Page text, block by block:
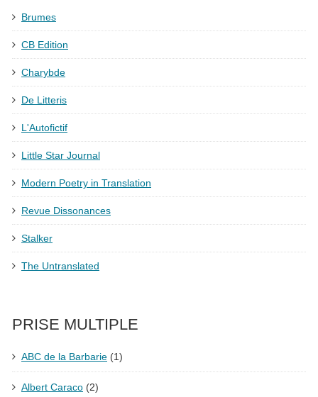
Brumes
CB Edition
Charybde
De Litteris
L'Autofictif
Little Star Journal
Modern Poetry in Translation
Revue Dissonances
Stalker
The Untranslated
PRISE MULTIPLE
ABC de la Barbarie (1)
Albert Caraco (2)